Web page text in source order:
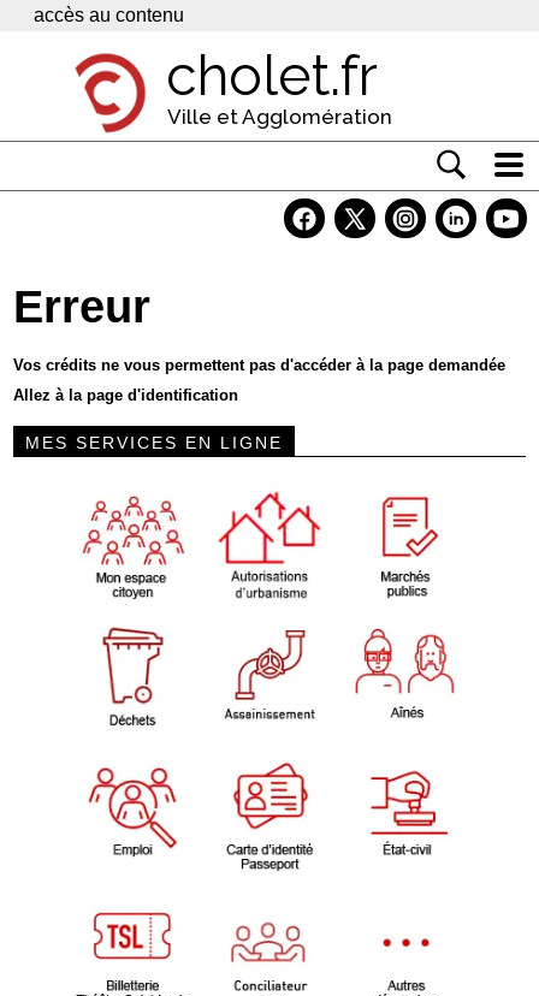
Panneau de gestion des cookies
accès au contenu
cholet.fr
Ville et Agglomération
Economie
Services
Contacts
Erreur
Vos crédits ne vous permettent pas d'accéder à la page demandée
Allez à la page d'identification
MES SERVICES EN LIGNE